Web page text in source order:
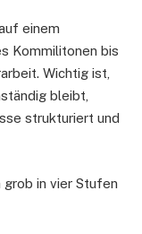
einem
Kommilitonen bis
Wichtig ist,
bleibt,
strukturiert und
in vier Stufen